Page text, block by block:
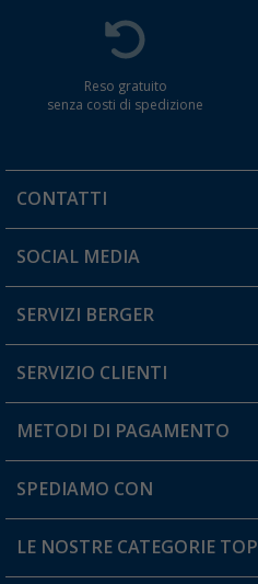
Reso gratuito
senza costi di spedizione
CONTATTI
Orari di apertura del servizio:
Hai una domanda?
SOCIAL MEDIA
SERVIZI BERGER
Diventare rivenditori
Il mio Account
Carta fedeltà Berger
SERVIZIO CLIENTI
Informazioni sulla spedizione
Resi
FAQ e Contatti
METODI DI PAGAMENTO
SPEDIAMO CON
LE NOSTRE CATEGORIE TOP